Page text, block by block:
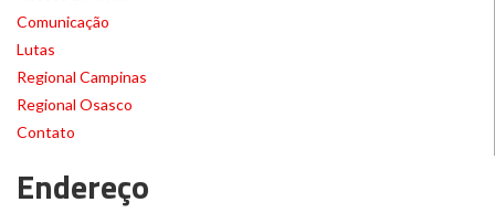
Comunicação
Lutas
Regional Campinas
Regional Osasco
Contato
Endereço